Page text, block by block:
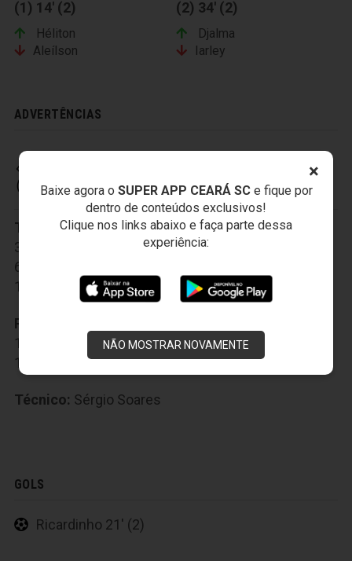
×
Baixe agora o SUPER APP CEARÁ SCe fique por
dentro de conteúdos exclusivos!
Clique nos links abaixo e faça parte dessa
experiência:
NÃO MOSTRAR NOVAMENTE
(1) 14' (2)
Héliton
Aleílson
(2) 34' (2)
Djalma
Iarley
ADVERTÊNCIAS
CEARÁ SPORTING CLUB
Titulares:1-Fernando Henrique,2-Marcos,
3-Diego Ivo
4-Ricardo Silva,5-Diogo Orlando
6-Hélder Maurílio
10-Rogerinho ,11-Magno Alves
Reservas:
15-Xaves
16-Dinélson,17-Rychely,
18-Léo Gamalho
Técnico: Sérgio Soares
GOLS
Ricardinho 21' (2)